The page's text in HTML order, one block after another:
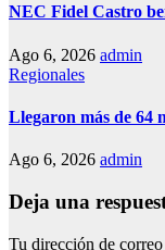
NEC Fidel Castro
Ago 6, 2026 admin
Regionales
Llegaron más de 64
Ago 6, 2026 admin
Deja una
Tu dirección de